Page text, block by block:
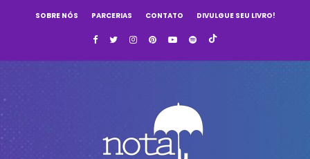
SOBRE NÓS PARCERIAS CONTATO DIVULGUE SEU LIVRO!